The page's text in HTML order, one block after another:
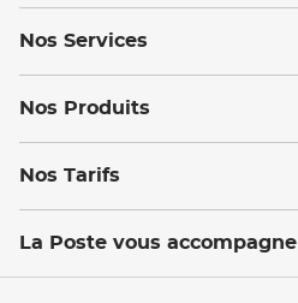
Nos Services
Nos Produits
Nos Tarifs
La Poste vous accompagne